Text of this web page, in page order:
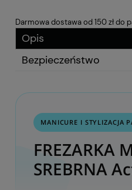
Darmowa dostawa od 150 zł do
Opis
Bezpieczeństwo
MANICURE I STYLIZACJA
FREZARKA
SREBRNA